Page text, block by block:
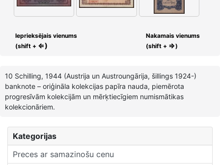
Kategorijas
Preces ar samazinošu cenu
Ieprieksējais vienums
(shift + ⇐)
Nakamais vienums
(shift + ⇒)
10 Schilling, 1944 (Austrija un Austroungārija, šillings 1924-)
banknote – oriģināla kolekcijas papīra nauda, piemērota
progresīvām kolekcijām un mērķtiecīgiem numismātikas
kolekcionāriem.